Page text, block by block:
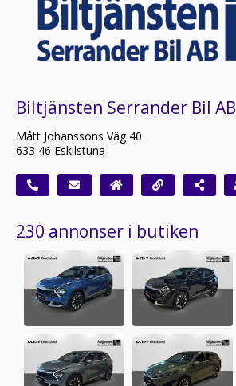
Biltjänsten Serrander Bil AB
Mått Johanssons Väg 40
633 46 Eskilstuna
230 annonser i butiken